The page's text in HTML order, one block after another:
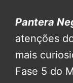
Pantera
atenções
mais
Fase 5 do